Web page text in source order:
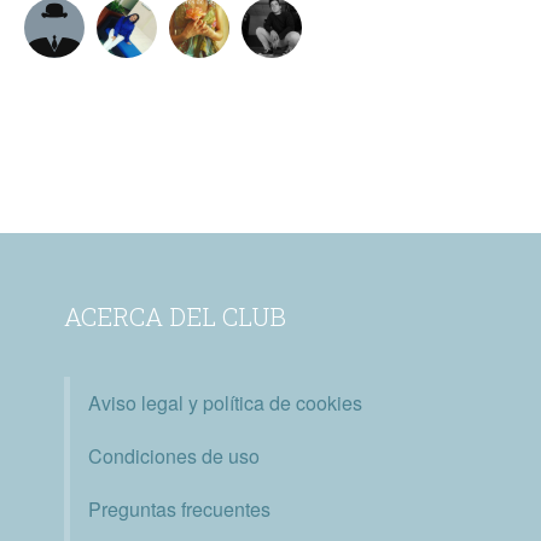
ACERCA DEL CLUB
Aviso legal y política de cookies
Condiciones de uso
Preguntas frecuentes